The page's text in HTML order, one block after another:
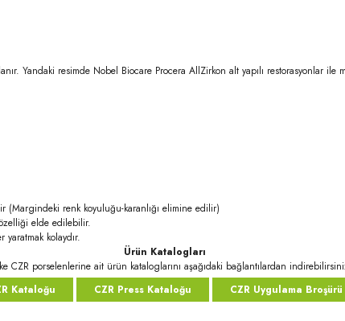
Yandaki resimde Nobel Biocare Procera AllZirkon alt yapılı restorasyonlar
(Margindeki renk koyuluğu-karanlığı elimine edilir)
elde edilebilir.
kolaydır.
Ürün Katalogları
CZR porselenlerine ait ürün kataloglarını aşağıdaki bağlantılardan
Kataloğu
CZR Press Kataloğu CZR Uygulama Broşürü